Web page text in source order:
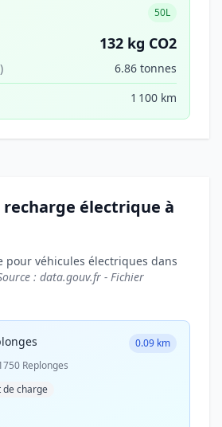
50L
132 kg CO2
6.86 tonnes
1 100 km
recharge électrique à
pour véhicules électriques dans
: data.gouv.fr - Fichier
0.09 km
Replonges
de charge